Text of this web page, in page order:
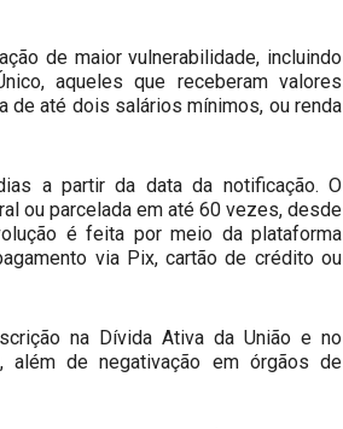
de maior vulnerabilidade, incluindo
aqueles que receberam valores
de até dois salários mínimos, ou renda
a partir da data da notificação. O
ou parcelada em até 60 vezes, desde
é feita por meio da plataforma
via Pix, cartão de crédito ou
na Dívida Ativa da União e no
além de negativação em órgãos de